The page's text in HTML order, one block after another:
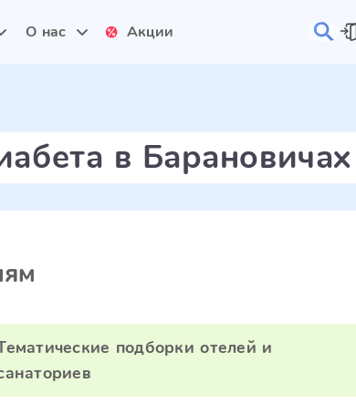
О нас Акции
в Барановичах
подборки отелей и